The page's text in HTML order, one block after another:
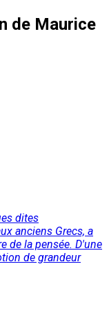
de Maurice
dites
anciens Grecs, a
de la pensée. D'une
de grandeur